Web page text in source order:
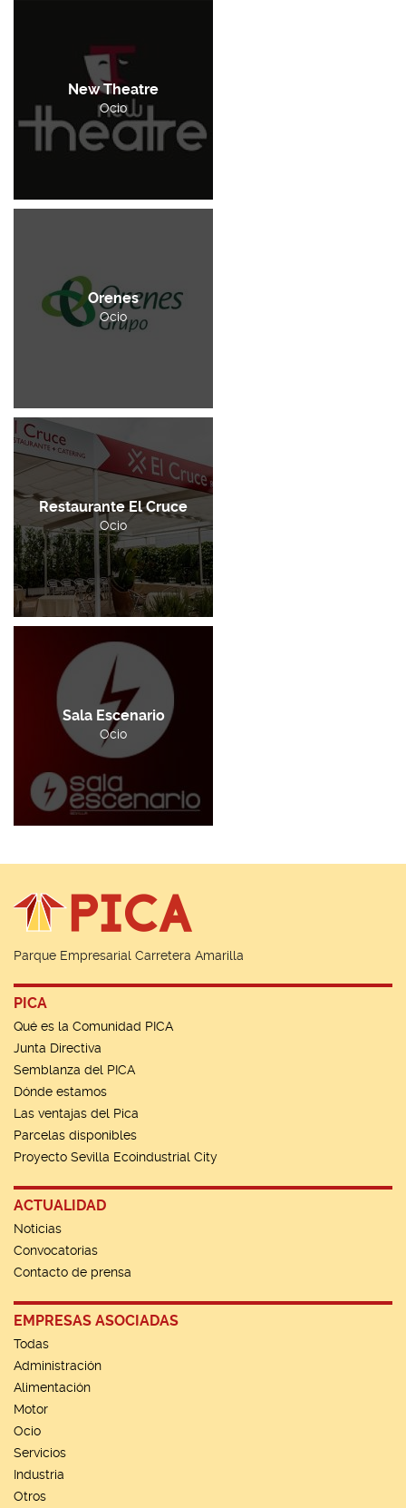
New Theatre
Ocio
Orenes
Ocio
Restaurante El Cruce
Ocio
Sala Escenario
Ocio
Parque Empresarial Carretera Amarilla
PICA
Qué es la Comunidad PICA
Junta Directiva
Semblanza del PICA
Dónde estamos
Las ventajas del Pica
Parcelas disponibles
Proyecto Sevilla Ecoindustrial City
ACTUALIDAD
Noticias
Convocatorias
Contacto de prensa
EMPRESAS ASOCIADAS
Todas
Administración
Alimentación
Motor
Ocio
Servicios
Industria
Otros